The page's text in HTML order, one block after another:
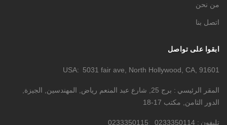
من نحن
اتصل بنا
ابقوا على تواصل
USA 5031 fair ave, North Hollywood, CA, 91601
المقر الرئيسي
برج 25, شارع عبد المنعم رياض, المهندسين, الجيزة,
الدور الثامن, مكتب 17-18
تليفون 0233350114
0233350115